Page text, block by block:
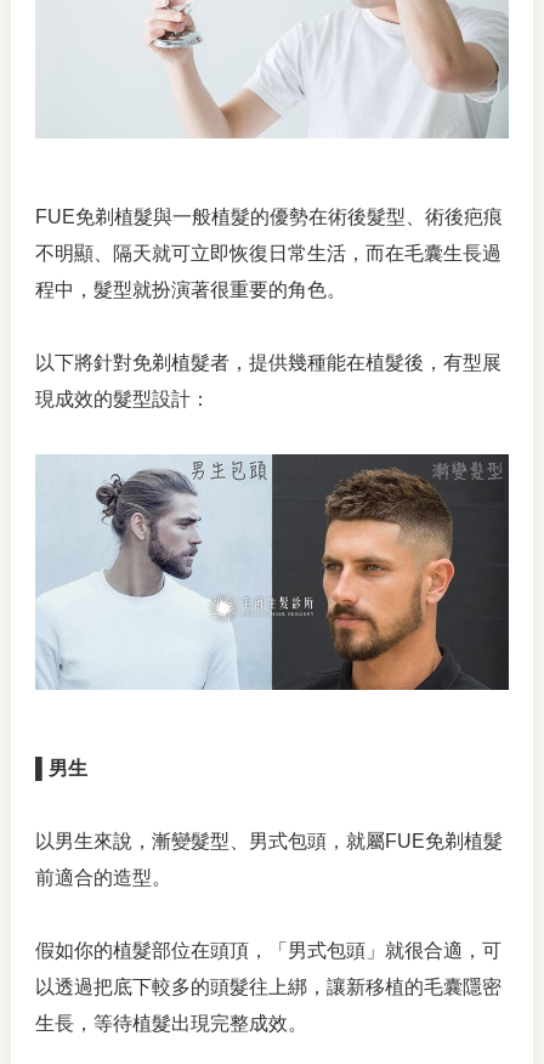
FUE免剃植髮與一般植髮的優勢在術後髮型、術後疤痕
不明顯、隔天就可立即恢復日常生活，而在毛囊生長過
程中，髮型就扮演著很重要的角色。
以下將針對免剃植髮者，提供幾種能在植髮後，有型展
現成效的髮型設計：
▌男生
以男生來說，漸變髮型、男式包頭，就屬FUE免剃植髮
前適合的造型。
假如你的植髮部位在頭頂，「男式包頭」就很合適，可
以透過把底下較多的頭髮往上綁，讓新移植的毛囊隱密
生長，等待植髮出現完整成效。